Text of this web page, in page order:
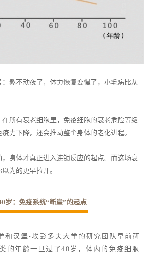
熬不动夜了，体力恢复变慢了，小毛病比从
所有衰老细胞里，免疫细胞的衰老危险等级
力下降，还会推动整个身体的老化进程。
，身体才真正进入连锁反应的起点。而这场衰
为的更早拉开。
岁：免疫系统“断崖”的起点
和汉堡-埃彭多夫大学的研究团队早前研
的年龄一旦过了40岁，体内的免疫细胞